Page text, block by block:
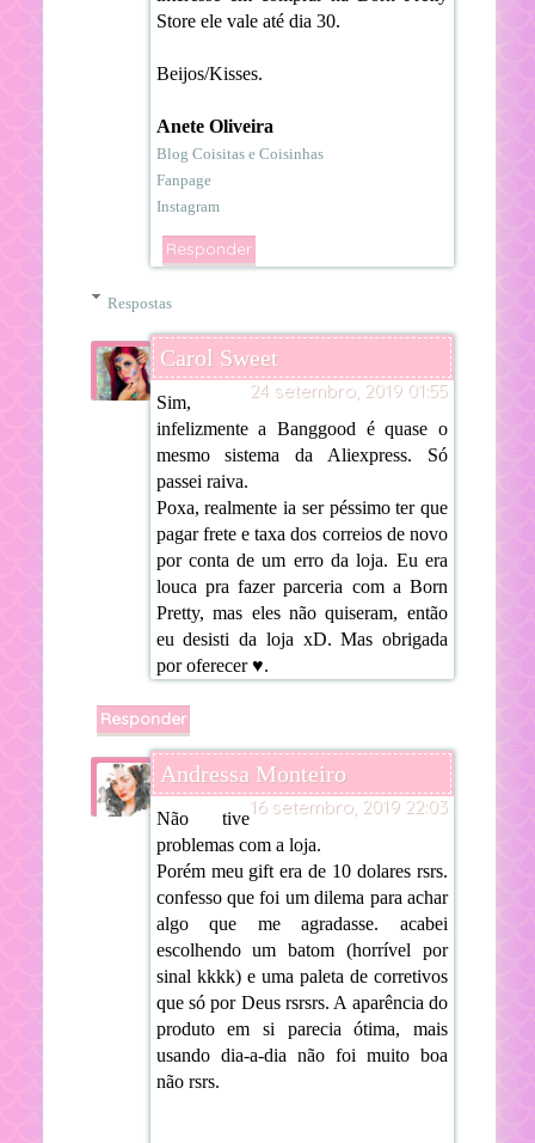
Store ele vale até dia 30.
Beijos/Kisses.
Anete Oliveira
Blog Coisitas e Coisinhas
Fanpage
Instagram
Responder
Respostas
Carol Sweet
24 setembro, 2019 01:55
Sim,
infelizmente a Banggood é quase o
mesmo sistema da Aliexpress. Só
passei raiva.
Poxa, realmente ia ser péssimo ter que
pagar frete e taxa dos correios de novo
por conta de um erro da loja. Eu era
louca pra fazer parceria com a Born
Pretty, mas eles não quiseram, então
eu desisti da loja xD. Mas obrigada
por oferecer ♥.
Responder
Andressa Monteiro
16 setembro, 2019 22:03
Não tive
problemas com a loja.
Porém meu gift era de 10 dolares rsrs.
confesso que foi um dilema para achar
algo que me agradasse. acabei
escolhendo um batom (horrível por
sinal kkkk) e uma paleta de corretivos
que só por Deus rsrsrs. A aparência do
produto em si parecia ótima, mais
usando dia-a-dia não foi muito boa
não rsrs.